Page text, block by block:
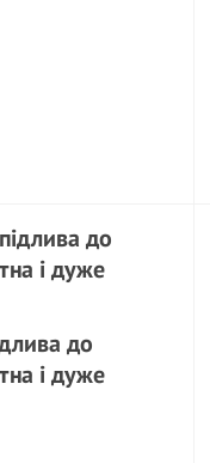
до
і дуже